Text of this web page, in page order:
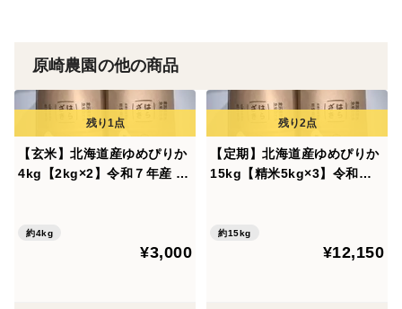
濡らしたキッチンペーパーで切り口を包み冷蔵庫に立て
て保存。
冷蔵温度は低いほどよい(0〜5℃)
なるべく早くお召し上がりください。
ご予約を頂いた順に順次発送となります。
ご注文を受けてから1週間以内くらいで発送の予定で
原崎農園の他の商品
【玄米】北海道産ゆめぴりか
4kg【2kg×2】令和７年産 一
約4kg
¥3,000
【定期】北海道産ゆめぴりか
15kg【精米5kg×3】令和７
約15kg
¥12,150